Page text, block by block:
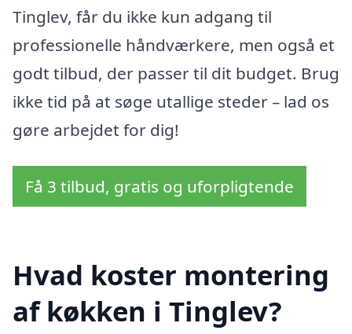
Tinglev, får du ikke kun adgang til
professionelle håndværkere, men også et
godt tilbud, der passer til dit budget. Brug
ikke tid på at søge utallige steder – lad os
gøre arbejdet for dig!
Få 3 tilbud, gratis og uforpligtende
Hvad koster montering
af køkken i Tinglev?